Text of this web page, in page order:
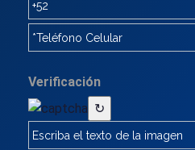
Verificación
↻